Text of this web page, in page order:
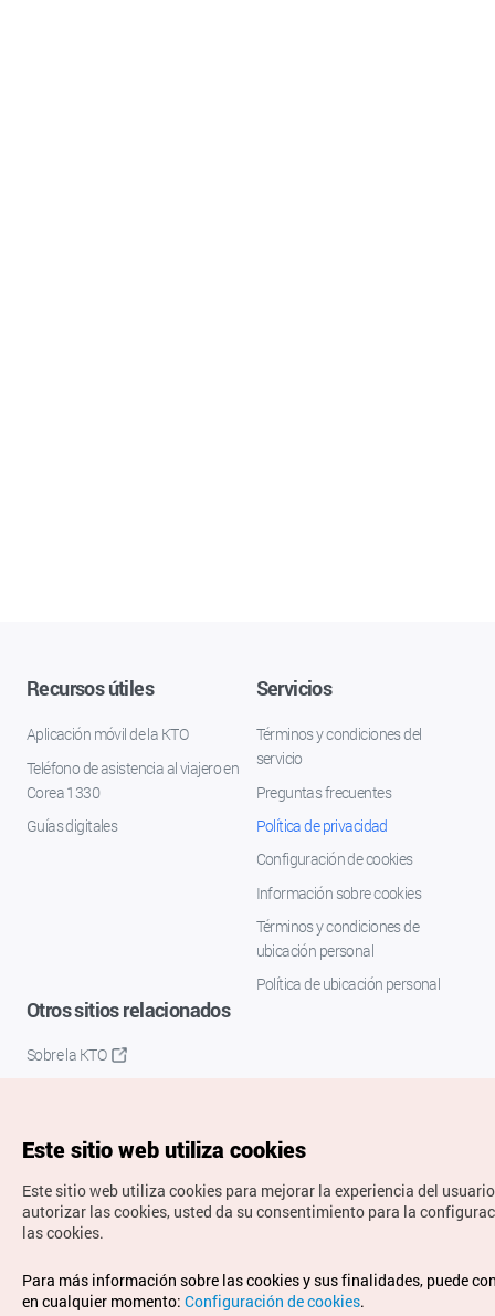
Recursos útiles
Aplicación móvil de la KTO
Teléfono de asistencia al viajero en
Corea 1330
Guías digitales
Servicios
Términos y condiciones del
servicio
Preguntas frecuentes
Política de privacidad
Configuración de cookies
Información sobre cookies
Términos y condiciones de
ubicación personal
Política de ubicación personal
Otros sitios relacionados
Sobre la KTO
Copyrights © Organización de Turismo de Corea. Todos los
derechos reservados.
Este sitio web utiliza cookies
Este sitio web utiliza cookies para mejorar la experiencia del
autorizar las cookies, usted da su consentimiento para la
las cookies.
Para más información sobre las cookies y sus finalidades, puede
en cualquier momento: Configuración de cookies.